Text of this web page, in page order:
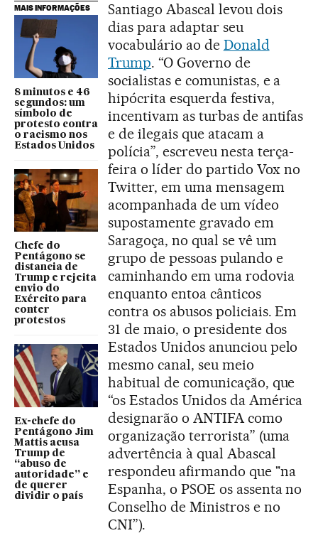
MAIS INFORMAÇÕES
8 minutos e 46
segundos: um
símbolo de
protesto contra
o racismo nos
Estados Unidos
Chefe do
Pentágono se
distancia de
Trump e rejeita
envio do
Exército para
conter
protestos
Ex-chefe do
Pentágono Jim
Mattis acusa
Trump de
“abuso de
autoridade” e
de querer
dividir o país
Santiago Abascal levou dois
dias para adaptar seu
vocabulário ao de Donald
Trump. “O Governo de
socialistas e comunistas, e a
hipócrita esquerda festiva,
incentivam as turbas de antifas
e de ilegais que atacam a
polícia”, escreveu nesta terça-
feira o líder do partido Vox no
Twitter, em uma mensagem
acompanhada de um vídeo
supostamente gravado em
Saragoça, no qual se vê um
grupo de pessoas pulando e
caminhando em uma rodovia
enquanto entoa cânticos
contra os abusos policiais. Em
31 de maio, o presidente dos
Estados Unidos anunciou pelo
mesmo canal, seu meio
habitual de comunicação, que
“os Estados Unidos da América
designarão o ANTIFA como
organização terrorista” (uma
advertência à qual Abascal
respondeu afirmando que "na
Espanha, o PSOE os assenta no
Conselho de Ministros e no
CNI”).